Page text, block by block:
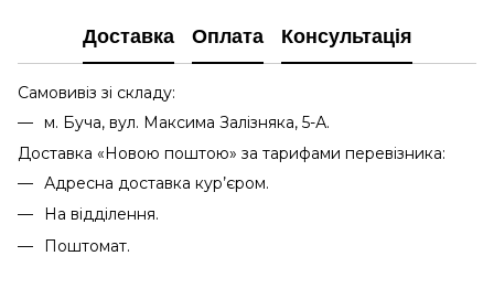
Доставка Оплата Консультація
Самовивіз зі складу:
м. Буча, вул. Максима Залізняка, 5-А.
Доставка «Новою поштою» за тарифами перевізника:
Адресна доставка кур’єром.
На відділення.
Поштомат.